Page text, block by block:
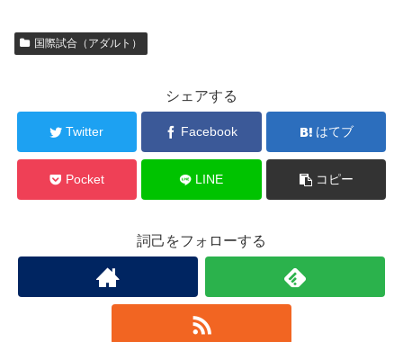
国際試合（アダルト）
シェアする
Twitter Facebook はてブ
Pocket LINE コピー
詞己をフォローする